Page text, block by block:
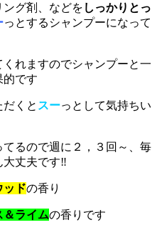
グ剤、などを しっかりとっ
っとするシャンプーになって
れますのでシャンプーと一
的です
くと スーっとして気持ちい
るので週に２，３回～、毎
大丈夫です‼
ッドの香り
＆ライムの香りです